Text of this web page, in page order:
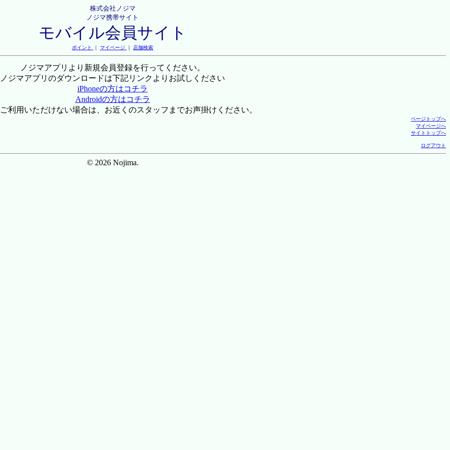
株式会社ノジマ
ノジマ携帯サイト
モバイル会員サイト
ポイント ｜ マイページ ｜ 店舗検索
ノジマアプリより新規会員登録を行ってください。
ノジマアプリのダウンロードは下記リンクよりお試しください
iPhoneの方はコチラ
Androidの方はコチラ
利用いただけない場合は、お近くのスタッフまでお声掛けください。
ページトップへ
マイページへ
サイトトップへ
ログアウト
© 2026 Nojima.